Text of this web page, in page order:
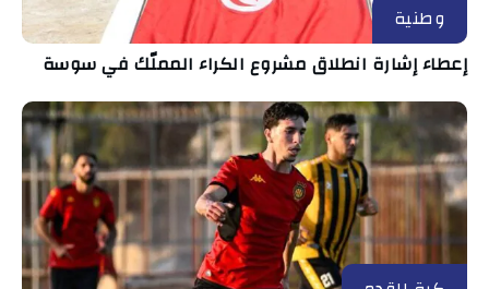
وطنية
إعطاء إشارة انطلاق مشروع الكراء المملّك في سوسة